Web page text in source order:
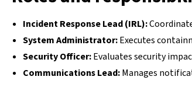
Incident Response Lead (IRL):
System Administrator:Executes
Security Officer:Evaluates security
Communications Lead:Manages